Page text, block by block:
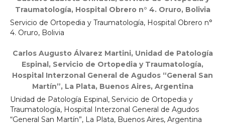
Traumatología, Hospital Obrero n° 4. Oruro, Bolivia
Servicio de Ortopedia y Traumatología, Hospital Obrero n°
4. Oruro, Bolivia
Carlos Augusto Álvarez Martini, Unidad de Patología
Espinal, Servicio de Ortopedia y Traumatología,
Hospital Interzonal General de Agudos “General San
Martín”, La Plata, Buenos Aires, Argentina
Unidad de Patología Espinal, Servicio de Ortopedia y
Traumatología, Hospital Interzonal General de Agudos
“General San Martín”, La Plata, Buenos Aires, Argentina